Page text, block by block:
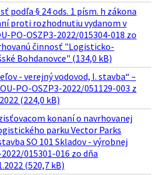
podľa § 24 ods. 1 písm. h zákona
proti rozhodnutiu vydanom v
PO-OSZP3-2022/015304-018 zo
činnosť "Logisticko-
Bohdanovce" (134,0 kB)
- verejný vodovod, I. stavba“ –
PO-OSZP3-2022/051129-003 z
(224,0 kB)
konaní o navrhovanej
parku Vector Parks
SO 101 Skladov - výrobnej
015301-016 zo dňa
(520,7 kB)